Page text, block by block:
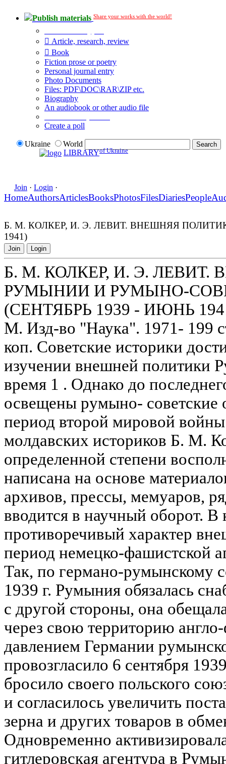
Publish materials Share your works with the world!
Article, research, review
Book
Fiction prose or poetry
Personal journal entry
Photo Documents
Files: PDF\DOC\RAR\ZIP etc.
Biography
An audiobook or other audio file
Create a poll
Ukraine
World
LIBRARYof Ukraine
Join · Login ·
HomeAuthorsArticlesBooksPhotosFilesDiariesPeople
Б. М. КОЛКЕР, И. Э. ЛЕВИТ. ВНЕШНЯЯ
1941)
Join Login
Б. М. КОЛКЕР, И. Э.
РУМЫНИИ И РУМЫНО-
(СЕНТЯБРЬ 1939 - ИЮНЬ
М. Изд-во "Наука". 1971- 199
коп. Советские историки
изучении внешней политики
время 1 . Однако до
освещены румыно- советские
период второй мировой
молдавских историков Б. М.
определенной степени
написана на основе
архивов, прессы, мемуаров,
вводится в научный оборот. В
противоречивый характер
период немецко-фашистской
Так, по германо-румынскому
1939 г. Румыния обязалась
с другой стороны, она
через свою территорию
давлением Германии
провозгласило 6 сентября
бросило своего польского
и согласилось увеличить
зерна и других товаров в
Одновременно
гитлеровская агентура в